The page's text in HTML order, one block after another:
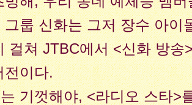
그룹 신화는 그저 장수 아이
걸쳐 JTBC에서 <신화 방송
전이다.
기껏해야, <라디오 스타>